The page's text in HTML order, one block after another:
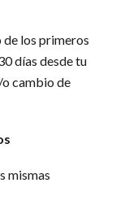
los primeros
días desde tu
cambio de
mismas